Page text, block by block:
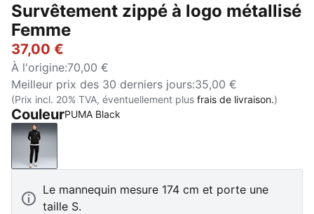
Survêtement zippé à logo métallisé
Femme
37,00 €
À l'origine:70,00 €
Meilleur prix des 30 derniers jours:35,00 €
(Prix incl. 20% TVA, éventuellement plus frais de livraison.)
CouleurPUMA Black
PUMA Black
Le mannequin mesure 174 cm et porte une
taille S.